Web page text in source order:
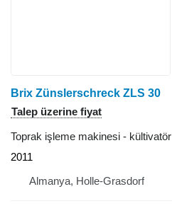
Brix Zünslerschreck ZLS 30
Talep üzerine fiyat
Toprak işleme makinesi - kültivatör
2011
Almanya, Holle-Grasdorf